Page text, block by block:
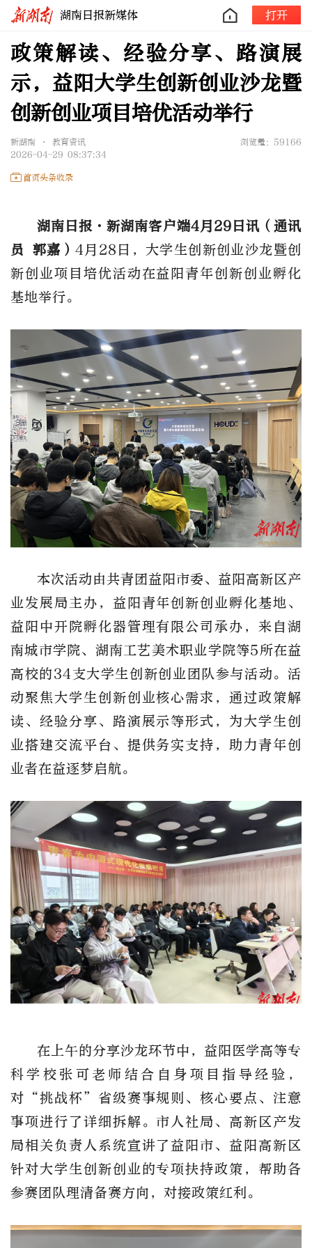
湖南日报新媒体 打开
政策解读、经验分享、路演展
示，益阳大学生创新创业沙龙暨
创新创业项目培优活动举行
新湖南 • 教育资讯
浏览量：59166
2026-04-29 08:37:34
首页头条收录
湖南日报 ·新湖南客户端4月29日讯 （ 通讯
员
郭嘉 ）4月28日，大学生创新创业沙龙暨创
新创业项目培优活动在益阳青年创新创业孵化
基地举行。
本次活动由共青团益阳市委、益阳高新区产
业发展局主办，益阳青年创新创业孵化基地、
益阳中开院孵化器管理有限公司承办，来自湖
南城市学院、湖南工艺美术职业学院等5所在益
高校的34支大学生创新创业团队参与活动。活
动聚焦大学生创新创业核心需求，通过政策解
读、经验分享、路演展示等形式，为大学生创
业搭建交流平台、提供务实支持，助力青年创
业者在益逐梦启航。
在 上午的分享沙龙环节中，益阳医学高等专
科学校张可老师结合自身项目指导经验，
对 “挑战杯”省级赛事规则、核心要点、注意
事项进行了详细拆解。市人社局、高新区产发
局相关负责人系统宣讲了益阳市、益阳高新区
针对大学生创新创业的专项扶持政策，帮助各
参赛团队理清备赛方向，对接政策红利。